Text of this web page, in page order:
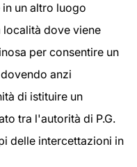
un altro luogo
località dove viene
per consentire un
anzi
di istituire un
tra l'autorità di P.G.
delle intercettazioni in